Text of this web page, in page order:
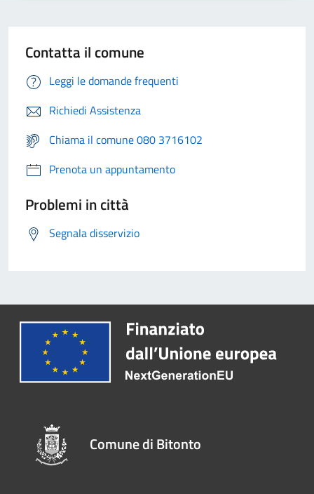
Contatta il comune
Leggi le domande frequenti
Richiedi Assistenza
Chiama il comune 080 3716102
Prenota un appuntamento
Problemi in città
Segnala disservizio
Comune di Bitonto